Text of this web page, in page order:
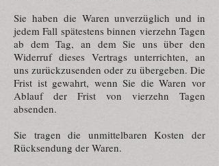
Sie haben die Waren unverzüglich und in
jedem Fall spätestens binnen vierzehn Tagen
ab dem Tag, an dem Sie uns über den
Widerruf dieses Vertrags unterrichten, an
uns zurückzusenden oder zu übergeben. Die
Frist ist gewahrt, wenn Sie die Waren vor
Ablauf der Frist von vierzehn Tagen
absenden.
Sie tragen die unmittelbaren Kosten der
Rücksendung der Waren.